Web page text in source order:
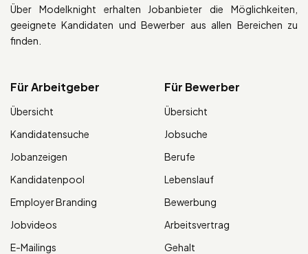
Über Modelknight erhalten Jobanbieter die Möglichkeiten,
geeignete Kandidaten und Bewerber aus allen Bereichen zu
finden.
Für Arbeitgeber
Übersicht
Kandidatensuche
Jobanzeigen
Kandidatenpool
Employer Branding
Jobvideos
E-Mailings
Für Bewerber
Übersicht
Jobsuche
Berufe
Lebenslauf
Bewerbung
Arbeitsvertrag
Gehalt